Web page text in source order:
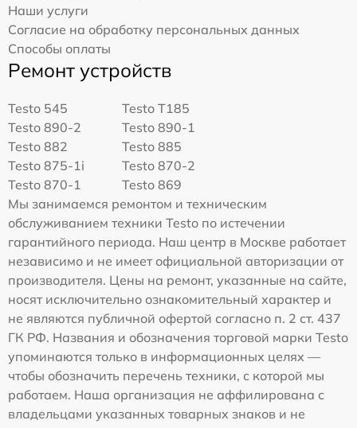
Наши услуги
Согласие на обработку персональных данных
Способы оплаты
Ремонт устройств
Testo 545
Testo T185
Testo 890-2
Testo 890-1
Testo 882
Testo 885
Testo 875-1i
Testo 870-2
Testo 870-1
Testo 869
Мы занимаемся ремонтом и техническим
обслуживанием техники Testo по истечении
гарантийного периода. Наш центр в Москве работает
независимо и не имеет официальной авторизации от
производителя. Цены на ремонт, указанные на сайте,
носят исключительно ознакомительный характер и
не являются публичной офертой согласно п. 2 ст. 437
ГК РФ. Названия и обозначения торговой марки Testo
упоминаются только в информационных целях —
чтобы обозначить перечень техники, с которой мы
работаем. Наша организация не аффилирована с
владельцами указанных товарных знаков и не